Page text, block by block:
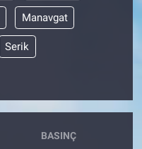
Manavgat
Serik
BASINÇ